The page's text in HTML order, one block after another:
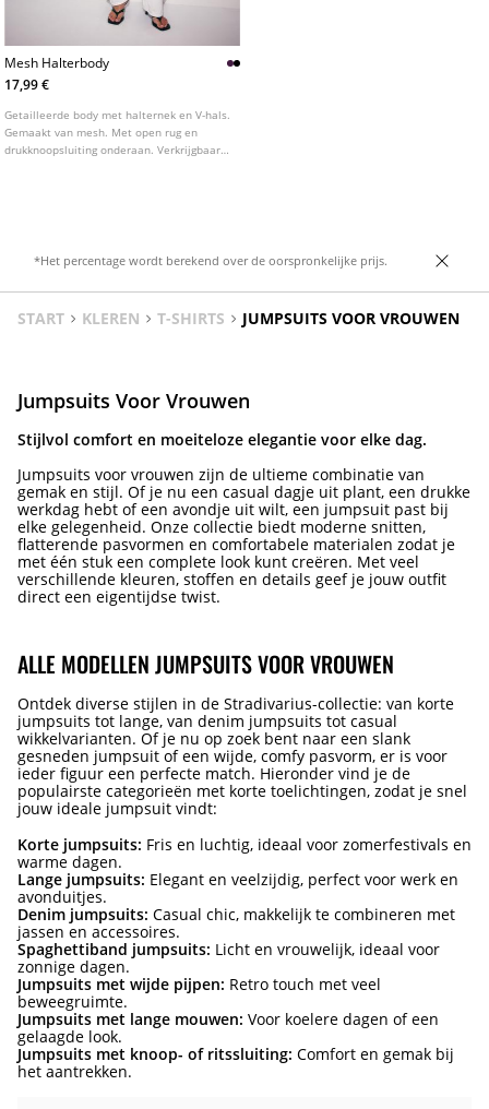
Mesh Halterbody
17,99 €
Getailleerde body met halternek en V-hals.
Gemaakt van mesh. Met open rug en
drukknoopsluiting onderaan. Verkrijgbaar
*Het percentage wordt berekend over de oorspronkelijke prijs.
START KLEREN T-SHIRTS JUMPSUITS VOOR VROUWEN
Jumpsuits Voor Vrouwen
Stijlvol comfort en moeiteloze elegantie voor elke dag.
Jumpsuits voor vrouwen zijn de ultieme combinatie van
gemak en stijl. Of je nu een casual dagje uit plant, een drukke
werkdag hebt of een avondje uit wilt, een jumpsuit past bij
elke gelegenheid. Onze collectie biedt moderne snitten,
flatterende pasvormen en comfortabele materialen zodat je
met één stuk een complete look kunt creëren. Met veel
verschillende kleuren, stoffen en details geef je jouw outfit
direct een eigentijdse twist.
ALLE MODELLEN JUMPSUITS VOOR VROUWEN
Ontdek diverse stijlen in de Stradivarius-collectie: van korte
jumpsuits tot lange, van denim jumpsuits tot casual
wikkelvarianten. Of je nu op zoek bent naar een slank
gesneden jumpsuit of een wijde, comfy pasvorm, er is voor
ieder figuur een perfecte match. Hieronder vind je de
populairste categorieën met korte toelichtingen, zodat je snel
jouw ideale jumpsuit vindt:
Korte jumpsuits: Fris en luchtig, ideaal voor zomerfestivals en
warme dagen.
Lange jumpsuits: Elegant en veelzijdig, perfect voor werk en
avonduitjes.
Denim jumpsuits: Casual chic, makkelijk te combineren met
jassen en accessoires.
Spaghettiband jumpsuits: Licht en vrouwelijk, ideaal voor
zonnige dagen.
Jumpsuits met wijde pijpen: Retro touch met veel
beweegruimte.
Jumpsuits met lange mouwen: Voor koelere dagen of een
gelaagde look.
Jumpsuits met knoop- of ritssluiting: Comfort en gemak bij
het aantrekken.